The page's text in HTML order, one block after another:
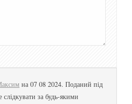
на 07 08 2024. Поданий під
за будь-якими